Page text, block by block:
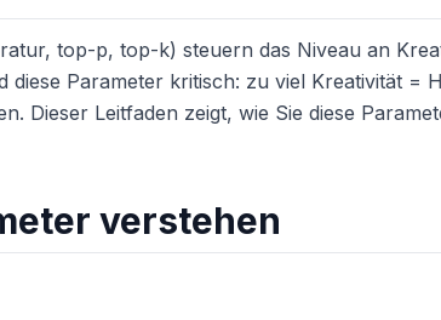
top-p, top-k) steuern das Niveau an
diese Parameter kritisch: zu viel Kreativität =
Dieser Leitfaden zeigt, wie Sie diese
verstehen